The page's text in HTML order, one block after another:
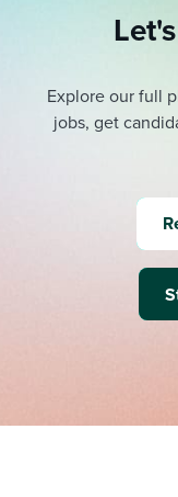
Explore our full
jobs, get